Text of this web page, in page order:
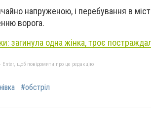
напруженою, і перебування в
ворога.
загинула одна жінка, троє
Enter, щоб повідомити про це редакцію
#обстріл